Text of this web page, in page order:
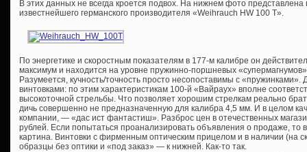
В этих данных не всегда кроется подвох. На нижнем фото представлена
известнейшего германского производителя «Weihrauch HW 100 T».
По энергетике и скоростным показателям в 177-м калибре он
максимум и находится на уровне пружинно-поршневых
Разумеется, кучность/точность просто несопоставимы с
винтовками: по этим характеристикам 100-й «Вайраух» вполне
высокоточной стрельбы. Что позволяет хорошим стрелкам реально
дичь совершенно не предназначенную для калибра 4,5 мм. И в целом
компании, — «дас ист фантастиш». Разброс цен в отечественных
рублей. Если попытаться проанализировать объявления о продаже,
картина. Винтовки с фирменным оптическим прицелом и в наличии (на
образцы без оптики и «под заказ» — к нижней. Как-то так.